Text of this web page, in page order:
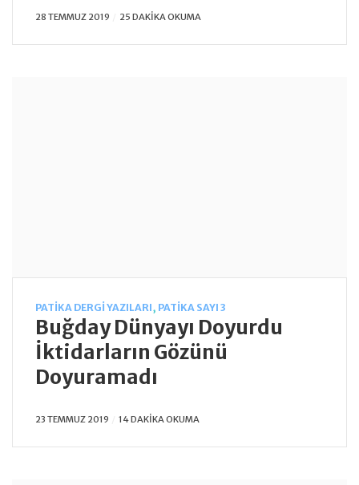
28 TEMMUZ 2019 25 DAKIKA OKUMA
PATIKA DERGI YAZILARI, PATIKA SAYI 3
Buğday Dünyayı Doyurdu
İktidarların Gözünü
Doyuramadı
23 TEMMUZ 2019 14 DAKIKA OKUMA